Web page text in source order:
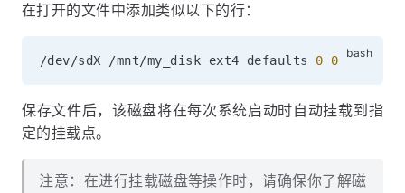
在打开的文件中添加类似以下的行：
/dev/sdX /mnt/my_disk ext4 defaults 0 0
保存文件后，该磁盘将在每次系统启动时自动挂载到指
定的挂载点。
注意：在进行挂载磁盘等操作时，请确保你了解磁